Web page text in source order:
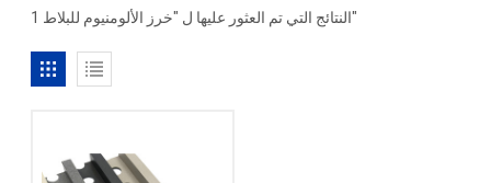
1 النتائج التي تم العثور عليها ل "خرز الألومنيوم للبلاط"